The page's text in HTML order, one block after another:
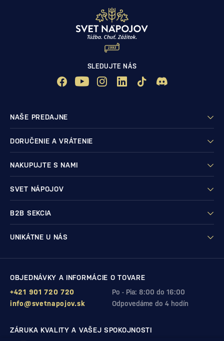
SLEDUJTE NÁS
NAŠE PREDAJNE
DORUČENIE A VRÁTENIE
NAKUPUJTE S NAMI
SVET NÁPOJOV
B2B SEKCIA
UNIKÁTNE U NÁS
OBJEDNÁVKY A INFORMÁCIE O TOVARE
Po - Pia: 8:00 do 16:00
+421 901 720 720
Odpovedáme do 4 hodín
info@svetnapojov.sk
ZÁRUKA KVALITY A VAŠEJ SPOKOJNOSTI